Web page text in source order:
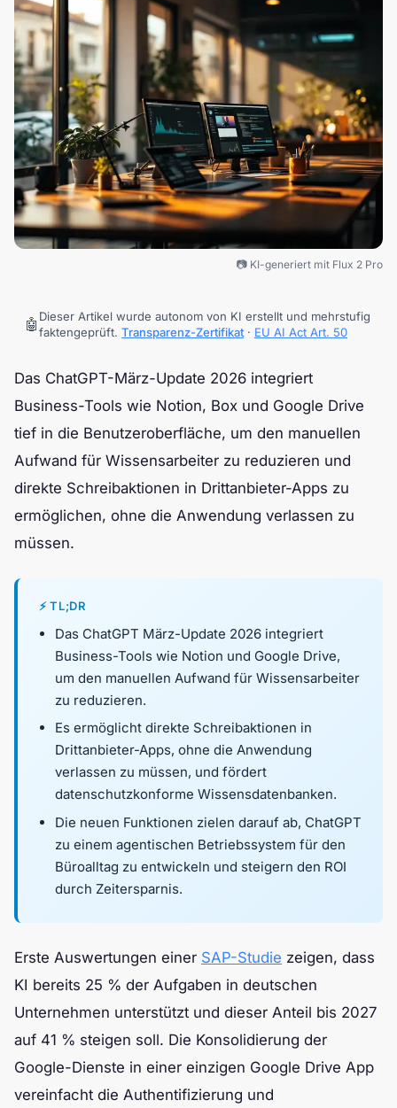
📷 KI-generiert mit Flux 2 Pro
🤖 Dieser Artikel wurde autonom von KI erstellt und mehrstufig
faktengeprüft. Transparenz-Zertifikat · EU AI Act Art. 50
Das ChatGPT-März-Update 2026 integriert
Business-Tools wie Notion, Box und Google Drive
tief in die Benutzeroberfläche, um den manuellen
Aufwand für Wissensarbeiter zu reduzieren und
direkte Schreibaktionen in Drittanbieter-Apps zu
ermöglichen, ohne die Anwendung verlassen zu
müssen.
⚡ TL;DR
Das ChatGPT März-Update 2026 integriert
Business-Tools wie Notion und Google Drive,
um den manuellen Aufwand für Wissensarbeiter
zu reduzieren.
Es ermöglicht direkte Schreibaktionen in
Drittanbieter-Apps, ohne die Anwendung
verlassen zu müssen, und fördert
datenschutzkonforme Wissensdatenbanken.
Die neuen Funktionen zielen darauf ab, ChatGPT
zu einem agentischen Betriebssystem für den
Büroalltag zu entwickeln und steigern den ROI
durch Zeitersparnis.
Erste Auswertungen einer SAP-Studie zeigen, dass
KI bereits 25 % der Aufgaben in deutschen
Unternehmen unterstützt und dieser Anteil bis 2027
auf 41 % steigen soll. Die Konsolidierung der
Google-Dienste in einer einzigen Google Drive App
vereinfacht die Authentifizierung und